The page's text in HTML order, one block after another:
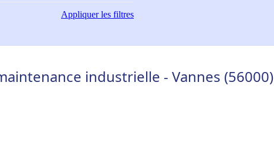
Appliquerles filtres
industrielle - Vannes (56000)